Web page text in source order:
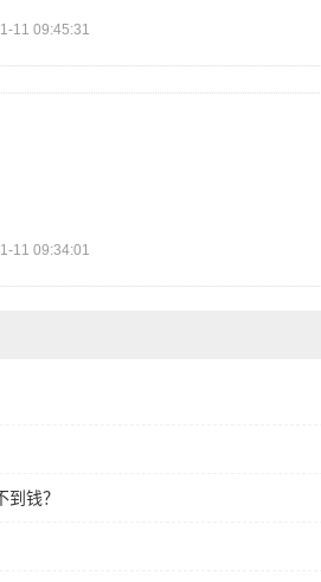
11 09:45:31
11 09:34:01
钱？